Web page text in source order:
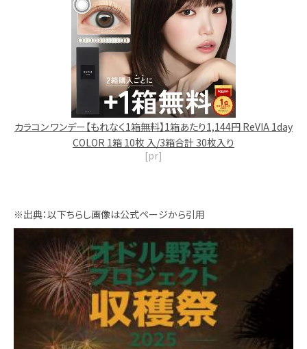
カラコン ワンデー【もれなく1箱無料】1箱あたり1,144円 ReVIA 1day
COLOR 1箱 10枚 入/3箱合計 30枚入り
[pr]
※出典：以下ちらし画像は公式ページから引用